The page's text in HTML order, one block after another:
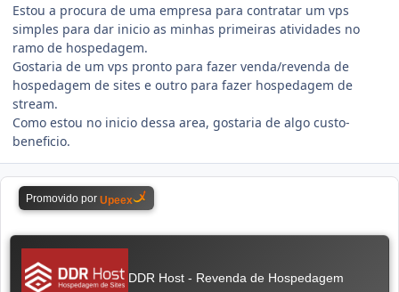
Estou a procura de uma empresa para contratar um vps
simples para dar inicio as minhas primeiras atividades no
ramo de hospedagem.
Gostaria de um vps pronto para fazer venda/revenda de
hospedagem de sites e outro para fazer hospedagem de
stream.
Como estou no inicio dessa area, gostaria de algo custo-
beneficio.